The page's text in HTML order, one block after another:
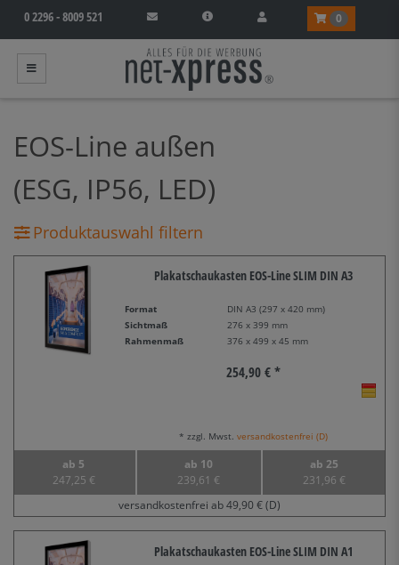
0 2296 - 8009 521 0
EOS-Line außen
(ESG, IP56, LED)
Produktauswahl filtern
Plakatschaukasten EOS-Line SLIM DIN A3
Format
DIN A3 (297 x 420 mm)
Sichtmaß
276 x 399 mm
Rahmenmaß
376 x 499 x 45 mm
254,90 € *
* zzgl. Mwst. versandkostenfrei (D)
ab 5
247,25 €
ab 10
239,61 €
ab 25
231,96 €
versandkostenfrei ab 49,90 € (D)
Plakatschaukasten EOS-Line SLIM DIN A1